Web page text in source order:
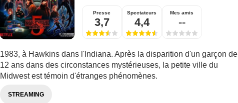
Presse
3,7
Spectateurs
4,4
Mes amis
--
1983, à Hawkins dans l'Indiana. Après la disparition d'un garçon de
12 ans dans des circonstances mystérieuses, la petite ville du
Midwest est témoin d'étranges phénomènes.
STREAMING